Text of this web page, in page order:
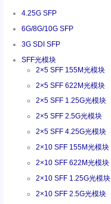
4.25G SFP
6G/8G/10G SFP
3G SDI SFP
SFF光模块
2×5 SFF 155M光模块
2×5 SFF 622M光模块
2×5 SFF 1.25G光模块
2×5 SFF 2.5G光模块
2×5 SFF 4.25G光模块
2×10 SFF 155M光模块
2×10 SFF 622M光模块
2×10 SFF 1.25G光模块
2×10 SFF 2.5G光模块